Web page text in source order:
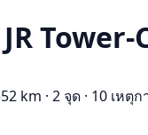
Tower-
km · 2 จุด · 10 เหตุ